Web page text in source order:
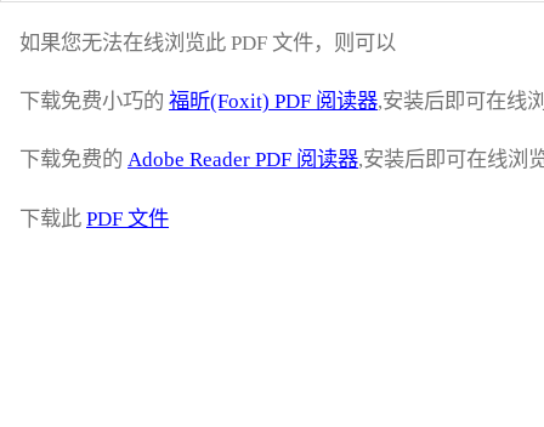
如果您无法在线浏览此 PDF 文件，则可以
下载免费小巧的 福昕(Foxit) PDF 阅读器,安装后即可在线
下载免费的 Adobe Reader PDF 阅读器,安装后即可在线浏
下载此 PDF 文件